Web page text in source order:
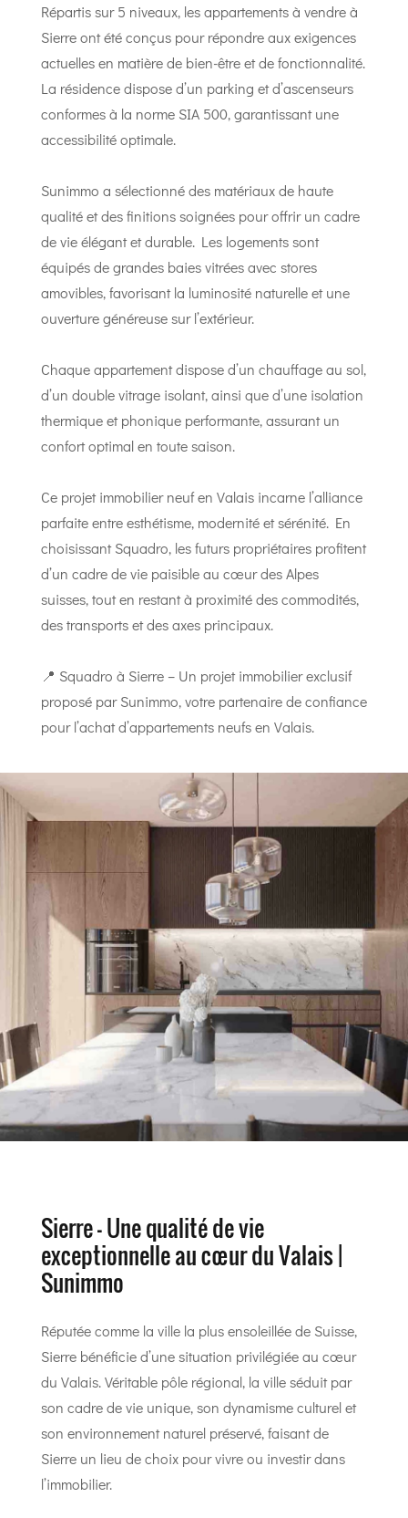
Répartis sur 5 niveaux, les appartements à vendre à
Sierre ont été conçus pour répondre aux exigences
actuelles en matière de bien-être et de fonctionnalité.
La résidence dispose d’un parking et d’ascenseurs
conformes à la norme SIA 500, garantissant une
accessibilité optimale.
Sunimmo a sélectionné des matériaux de haute
qualité et des finitions soignées pour offrir un cadre
de vie élégant et durable. Les logements sont
équipés de grandes baies vitrées avec stores
amovibles, favorisant la luminosité naturelle et une
ouverture généreuse sur l’extérieur.
Chaque appartement dispose d’un chauffage au sol,
d’un double vitrage isolant, ainsi que d’une isolation
thermique et phonique performante, assurant un
confort optimal en toute saison.
Ce projet immobilier neuf en Valais incarne l’alliance
parfaite entre esthétisme, modernité et sérénité. En
choisissant Squadro, les futurs propriétaires profitent
d’un cadre de vie paisible au cœur des Alpes
suisses, tout en restant à proximité des commodités,
des transports et des axes principaux.
📍 Squadro à Sierre – Un projet immobilier exclusif
proposé par Sunimmo, votre partenaire de confiance
pour l’achat d’appartements neufs en Valais.
Sierre – Une qualité de vie
exceptionnelle au cœur du Valais |
Sunimmo
Réputée comme la ville la plus ensoleillée de Suisse,
Sierre bénéficie d’une situation privilégiée au cœur
du Valais. Véritable pôle régional, la ville séduit par
son cadre de vie unique, son dynamisme culturel et
son environnement naturel préservé, faisant de
Sierre un lieu de choix pour vivre ou investir dans
l’immobilier.